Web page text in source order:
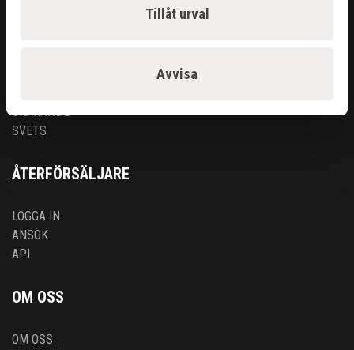
Tillåt urval
Avvisa
SKÄRANDE
SVETS
ÅTERFÖRSÄLJARE
LOGGA IN
ANSÖK
API
OM OSS
OM OSS